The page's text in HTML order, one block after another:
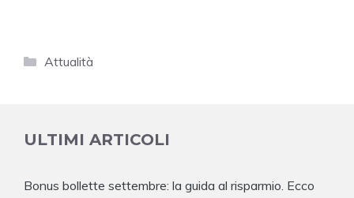
Categorie
Attualità
ULTIMI ARTICOLI
Bonus bollette settembre: la guida al risparmio. Ecco